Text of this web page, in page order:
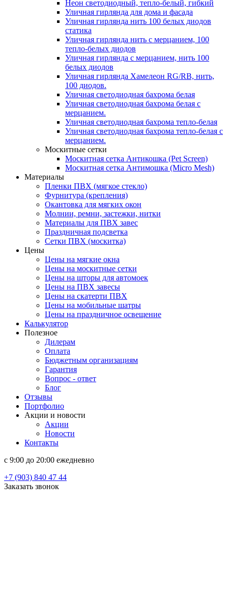
Неон светодиодный, тепло-белый, гибкий
Уличная гирлянда для дома и фасада
Уличная гирлянда нить 100 белых диодов
статика
Уличная гирлянда нить с мерцанием, 100
тепло-белых диодов
Уличная гирлянда с мерцанием, нить 100
белых диодов
Уличная гирлянда Хамелеон RG/RB, нить,
100 диодов.
Уличная светодиодная бахрома белая
Уличная светодиодная бахрома белая с
мерцанием.
Уличная светодиодная бахрома тепло-белая
Уличная светодиодная бахрома тепло-белая с
мерцанием.
Москитные сетки
Москитная сетка Антикошка (Pet Screen)
Москитная сетка Антимошка (Micro Mesh)
Материалы
Пленки ПВХ (мягкое стекло)
Фурнитура (крепления)
Окантовка для мягких окон
Молнии, ремни, застежки, нитки
Материалы для ПВХ завес
Праздничная подсветка
Сетки ПВХ (москитка)
Цены
Цены на мягкие окна
Цены на москитные сетки
Цены на шторы для автомоек
Цены на ПВХ завесы
Цены на скатерти ПВХ
Цены на мобильные шатры
Цены на праздничное освещение
Калькулятор
Полезное
Дилерам
Оплата
Бюджетным организациям
Гарантия
Вопрос - ответ
Блог
Отзывы
Портфолио
Акции и новости
Акции
Новости
Контакты
c 9:00 до 20:00 ежедневно
+7 (903) 840 47 44
Заказать звонок